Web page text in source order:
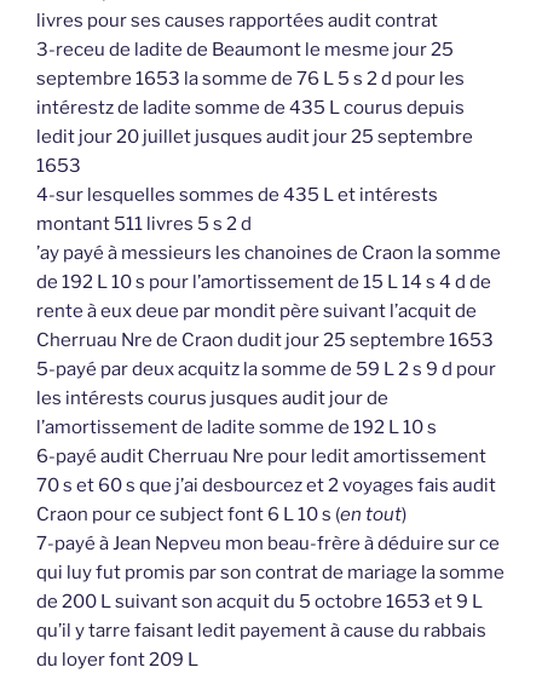
livres pour ses causes rapportées audit contrat
3-receu de ladite de Beaumont le mesme jour 25
septembre 1653 la somme de 76 L 5 s 2 d pour les
intérestz de ladite somme de 435 L courus depuis
ledit jour 20 juillet jusques audit jour 25 septembre
1653
4-sur lesquelles sommes de 435 L et intérests
montant 511 livres 5 s 2 d
’ay payé à messieurs les chanoines de Craon la somme
de 192 L 10 s pour l’amortissement de 15 L 14 s 4 d de
rente à eux deue par mondit père suivant l’acquit de
Cherruau Nre de Craon dudit jour 25 septembre 1653
5-payé par deux acquitz la somme de 59 L 2 s 9 d pour
les intérests courus jusques audit jour de
l’amortissement de ladite somme de 192 L 10 s
6-payé audit Cherruau Nre pour ledit amortissement
70 s et 60 s que j’ai desbourcez et 2 voyages fais audit
Craon pour ce subject font 6 L 10 s (en tout)
7-payé à Jean Nepveu mon beau-frère à déduire sur ce
qui luy fut promis par son contrat de mariage la somme
de 200 L suivant son acquit du 5 octobre 1653 et 9 L
qu’il y tarre faisant ledit payement à cause du rabbais
du loyer font 209 L